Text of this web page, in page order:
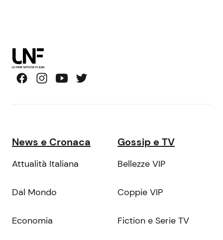
News e Cronaca
Attualità Italiana
Dal Mondo
Economia
Gossip e TV
Bellezze VIP
Coppie VIP
Fiction e Serie TV